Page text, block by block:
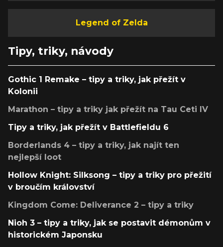
Legend of Zelda
Tipy, triky, návody
Gothic 1 Remake – tipy a triky, jak přežít v
Kolonii
Marathon – tipy a triky jak přežít na Tau Ceti IV
Tipy a triky, jak přežít v Battlefieldu 6
Borderlands 4 – tipy a triky, jak najít ten
nejlepší loot
Hollow Knight: Silksong – tipy a triky pro přežití
v broučím království
Kingdom Come: Deliverance 2 – tipy a triky
Nioh 3 – tipy a triky, jak se postavit démonům v
historickém Japonsku